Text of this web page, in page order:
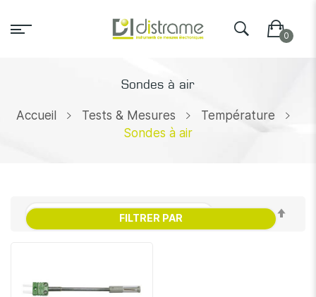
Sondes à air
Accueil Tests & Mesures
Température
Sondes à air
FILTRER PAR